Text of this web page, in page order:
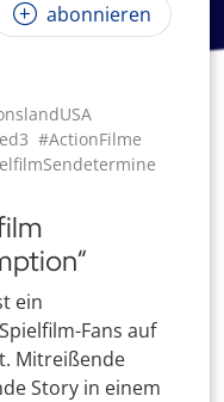
abonnieren
#ActionFilme
ein
Fans auf
Mitreißende
Story in einem